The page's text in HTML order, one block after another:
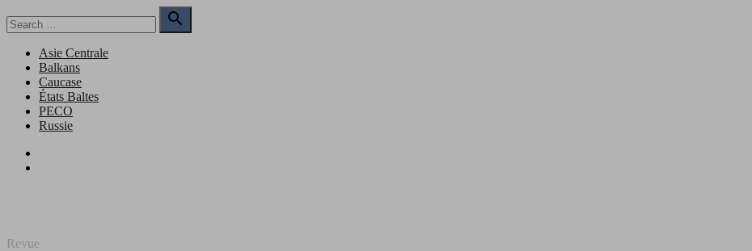
to
for:

Search
Asie Centrale
Balkans
Caucase
États Baltes
PECO
Russie
Revue